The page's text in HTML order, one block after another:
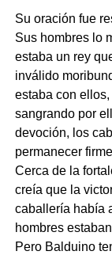
Su oración fue
Sus hombres lo
estaba un rey
inválido
estaba con
sangrando por
devoción, los
permanecer
Cerca de la
creía que la
caballería había
hombres
Pero Balduino